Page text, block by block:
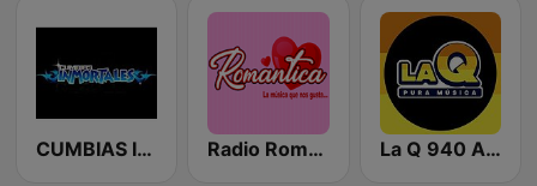
CUMBIAS INMORTALES MIX RADIO Radio Romántica México La Q 940 AM